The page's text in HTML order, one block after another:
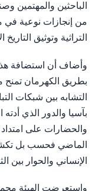
الباحثين والمهتمين
من إنجازات نوعية في
التراثية وتوثيق التاريخ
وأضاف أن استضافة هذا
بطريق الكهرمان تمنح
التشابه بين شبكات
بآسيا والدور الذي
والحضارات على امتداد
الماضي فحسب بل
الإنساني والحوار بين
واستعرضت الهيئة